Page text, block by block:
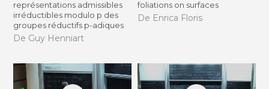
représentations admissibles
irréductibles modulo p des
groupes réductifs p-adiques
De Guy Henniart
foliations on surfaces
De Enrica Floris